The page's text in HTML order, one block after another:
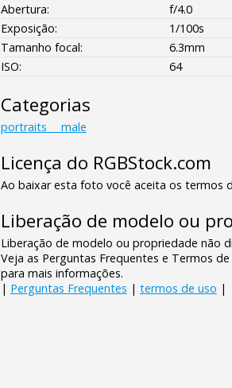
Abertura:
f/4.0
Exposição:
1/100s
Tamanho focal:
6.3mm
ISO:
64
Categorias
portraits___male
Licença do RGBStock.com
Ao baixar esta foto você aceita os termos
Liberação de modelo ou
Liberação de modelo ou propriedade não
Veja as Perguntas Frequentes e Termos
para mais informações.
| Perguntas Frequentes | termos de uso |